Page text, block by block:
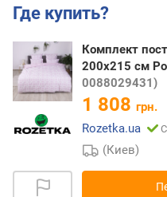
Где купить?
Комплект
200x215 см
0088029431)
1 808 грн.
Rozetka.ua
(Киев)